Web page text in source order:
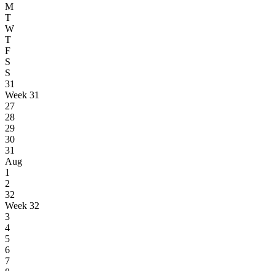
M
T
W
T
F
S
S
31
Week 31
27
28
29
30
31
Aug
1
2
32
Week 32
3
4
5
6
7